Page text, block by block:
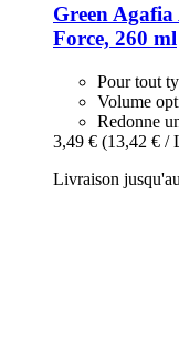
Green Agafia
Force, 260 ml
Pour tout
Volume
Redonne
3,49 € (13,42 € /
Livraison